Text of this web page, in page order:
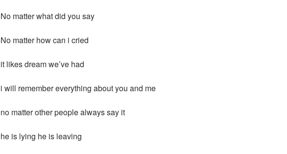
No matter what did you say
No matter how can i cried
it likes dream we’ve had
i will remember everything about you and me
no matter other people always say it
he is lying he is leaving